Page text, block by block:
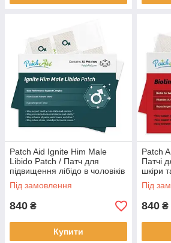
Patch Aid Ignite Him Male
Libido Patch / Патч для
підвищення лібідо в чоловіків
30 шт. BX822
Під замовлення
840 ₴
Купити
Patch
Патчі
шкіри
Під
840 ₴